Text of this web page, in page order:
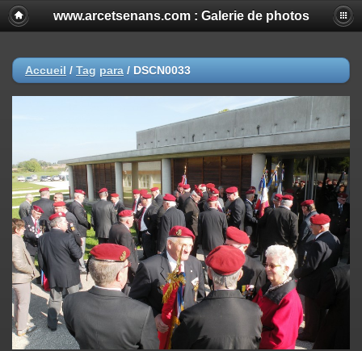
www.arcetsenans.com : Galerie de photos
Accueil / Tag para / DSCN0033